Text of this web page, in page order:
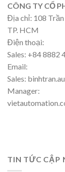
CÔNG TY CỔ
Địa chỉ: 108 Trần
TP. HCM
Điện thoại:
Sales: +84 8882
Email:
Sales:
Manager:
TIN TỨC CẬP